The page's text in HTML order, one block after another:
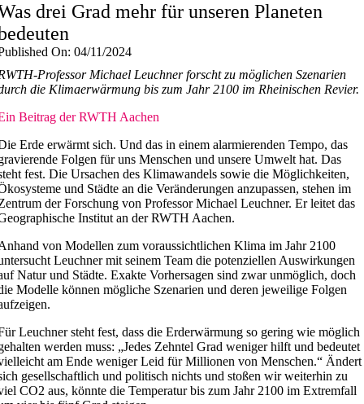
drei Grad mehr für unseren Planeten
On: 04/11/2024
Professor Michael Leuchner forscht zu möglichen Szenarien
die Klimaerwärmung bis zum Jahr 2100 im Rheinischen Revier.
Beitrag der RWTH Aachen
Erde erwärmt sich. Und das in einem alarmierenden Tempo, das
Folgen für uns Menschen und unsere Umwelt hat. Das
fest. Die Ursachen des Klimawandels sowie die Möglichkeiten,
und Städte an die Veränderungen anzupassen, stehen im
der Forschung von Professor Michael Leuchner. Er leitet das
Institut an der RWTH Aachen.
von Modellen zum voraussichtlichen Klima im Jahr 2100
Leuchner mit seinem Team die potenziellen Auswirkungen
Natur und Städte. Exakte Vorhersagen sind zwar unmöglich, doch
Modelle können mögliche Szenarien und deren jeweilige Folgen
Leuchner steht fest, dass die Erderwärmung so gering wie möglich
werden muss: „Jedes Zehntel Grad weniger hilft und bedeutet
am Ende weniger Leid für Millionen von Menschen.“ Ändert
gesellschaftlich und politisch nichts und stoßen wir weiterhin zu
CO2 aus, könnte die Temperatur bis zum Jahr 2100 im Extremfall